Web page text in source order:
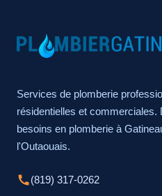
Services de plomberie
résidentielles et commerciales.
besoins en plomberie à
l'Outaouais.
(819) 317-0262